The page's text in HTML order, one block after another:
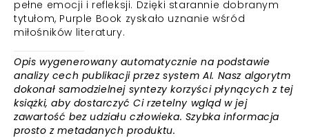
pełne emocji i refleksji. Dzięki starannie dobranym
tytułom, Purple Book zyskało uznanie wśród
miłośników literatury.
Opis wygenerowany automatycznie na podstawie
analizy cech publikacji przez system AI. Nasz algorytm
dokonał samodzielnej syntezy korzyści płynących z tej
książki, aby dostarczyć Ci rzetelny wgląd w jej
zawartość bez udziału człowieka. Szybka informacja
prosto z metadanych produktu.